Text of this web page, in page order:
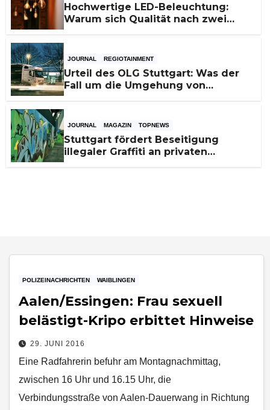
Hochwertige LED-Beleuchtung:
Warum sich Qualität nach zwei
JOURNAL REGIOTAINMENT
Urteil des OLG Stuttgart: Was der
Fall um die Umgehung von
JOURNAL MAGAZIN TOPNEWS
Stuttgart fördert Beseitigung
illegaler Graffiti an privaten
POLIZEINACHRICHTEN WAIBLINGEN
Aalen/Essingen: Frau sexuell
belästigt-Kripo erbittet Hinweise
29. JUNI 2016
Eine Radfahrerin befuhr am Montagnachmittag,
zwischen 16 Uhr und 16.15 Uhr, die
Verbindungsstraße von Aalen-Dauerwang in Richtung